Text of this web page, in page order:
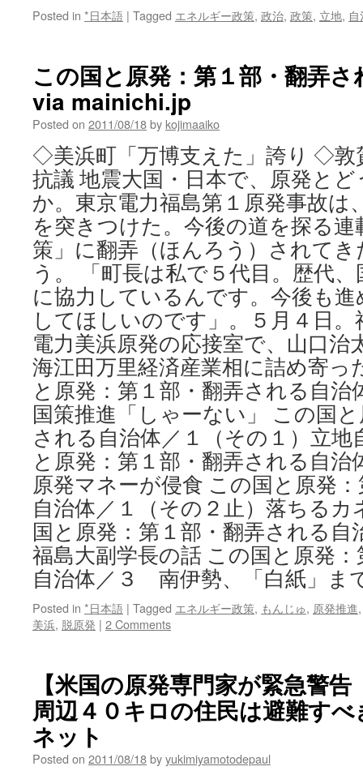
Posted in *日本語 | Tagged エネルギー政策, 政治, 政策, 立地,
この国と原発：第１部・翻弄
via mainichi.jp
Posted on 2011/08/18by kojimaaiko
◇美浜町「万博支えた」誇り ◇敦
抗議 地震大国・日本で、原発と
か。東京電力福島第１原発事故は
を突きつけた。今後の道を探る
策」に翻弄（ほんろう）されて
う。 「町長は私で５代目。歴代
に協力しているんです。今後も
してほしいのです」。５月４日
電力美浜原発の応接室で、山口治
海江田万里経済産業相に詰め寄っ
と原発：第１部・翻弄される自
国策推進「しゃーない」 この国
される自治体／１（その１）立地
と原発：第１部・翻弄される自治
原発マネーが侵食 この国と原発
自治体／１（その２止）落ちるカ
国と原発：第１部・翻弄される自
福島大副学長の話 この国と原発
自治体／３ 南伊勢、「白紙」ま
Posted in *日本語 | Tagged エネルギー政策, もんじゅ, 原発推進
美浜, 脱原発 | 2 Comments
【米国の原発専門家が緊急警
周辺４０キロの住民は避難す
ネット
Posted on 2011/08/18byyukimiyamotodepaul